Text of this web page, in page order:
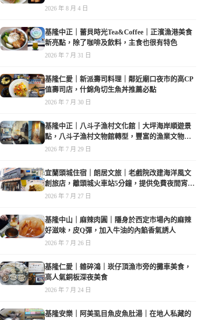
2026 年 8 月 4 日
基隆中正｜蕾貝時光Tea&Coffee｜正濱漁港美食
新亮點，除了咖啡及飲料，主食也很有特色
2026 年 7 月 31 日
基隆仁愛｜新派壽司料理｜鄰近廟口夜市的高CP
值壽司店，什錦角切生魚丼推薦必點
2026 年 7 月 30 日
基隆中正｜八斗子漁村文化館｜大坪海岸順遊景
點，八斗子漁村文物館轉型，豐富的漁業文物，
值得走訪
2026 年 7 月 29 日
宜蘭頭城住宿｜朗居文旅｜老戲院改建海洋風文
創旅店，離頭城火車站5分鐘，提供免費夜間宵
夜，親子遊戲空間
2026 年 7 月 27 日
基隆中山｜麻辣肉圓｜隱身於西定市場內的麻辣
好滋味，皮Q彈，加入牛油的內餡香氣誘人
2026 年 7 月 26 日
基隆仁愛｜雜碎鴻｜崁仔頂漁市旁的攤車美食，
高人氣銅板深夜美食
2026 年 7 月 24 日
基隆安樂｜阿美虱目魚皮魚肚湯｜在地人私藏的